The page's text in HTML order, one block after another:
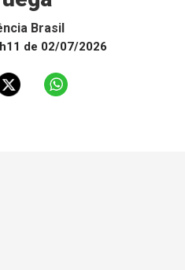
Brasil
de 02/07/2026